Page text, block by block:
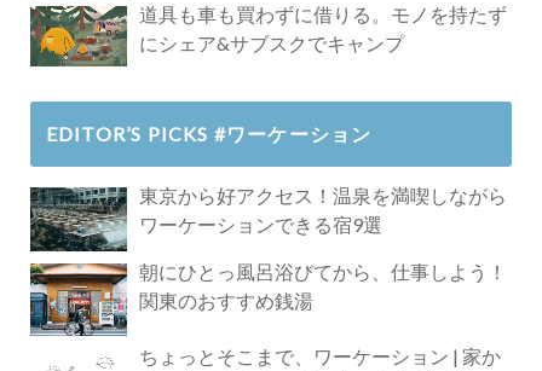
道具も車も買わずに借りる。モノを持たず
にシェア&サブスクでキャンプ
EDITOR’S PICKS #ワーケーション
東京から好アクセス！温泉を満喫しながら
ワーケーションできる宿9選
朝にひとっ風呂浴びてから、仕事しよう！
関東のおすすめ銭湯
ちょっとそこまで、ワーケーション | 家か